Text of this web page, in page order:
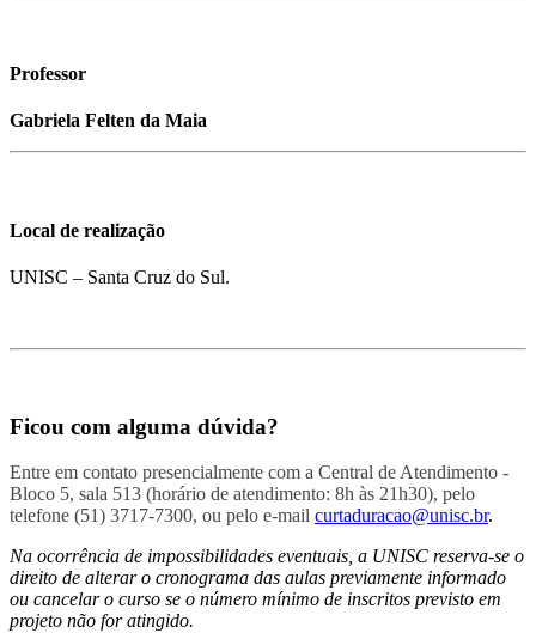
Professor
Gabriela Felten da Maia
Local de realização
UNISC – Santa Cruz do Sul.
Ficou com alguma dúvida?
Entre em contato presencialmente com a Central de Atendimento -
Bloco 5, sala 513 (horário de atendimento: 8h às 21h30), pelo
telefone (51) 3717-7300, ou pelo e-mail curtaduracao@unisc.br.
Na ocorrência de impossibilidades eventuais, a UNISC reserva-se o
direito de alterar o cronograma das aulas previamente informado
ou cancelar o curso se o número mínimo de inscritos previsto em
projeto não for atingido.